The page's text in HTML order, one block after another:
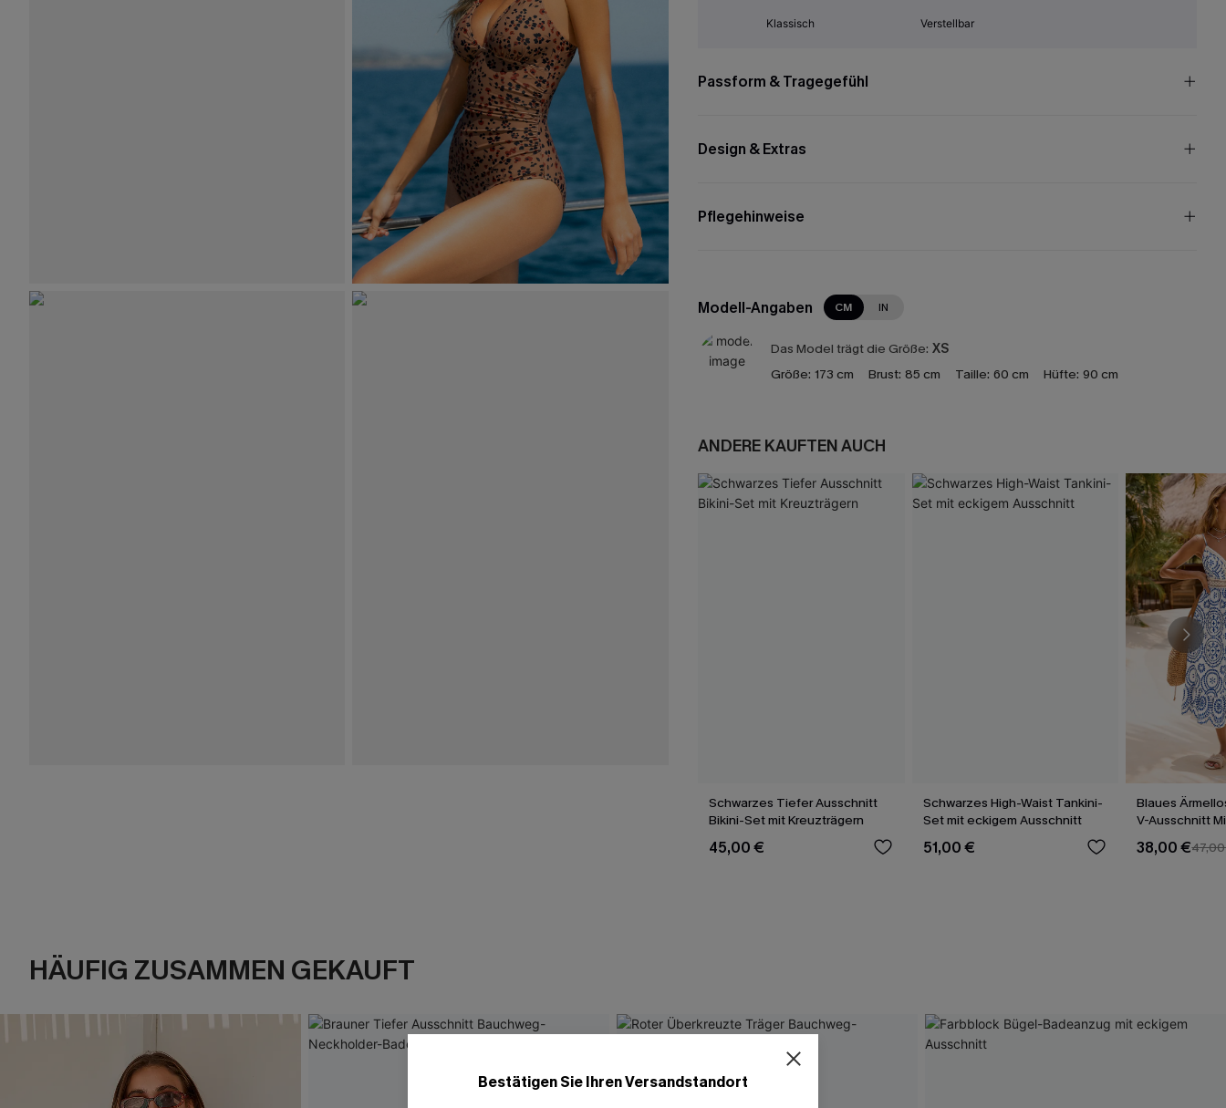
Klassisch Verstellbar
Passform & Tragegefühl
Design & Extras
Pflegehinweise
Modell-Angaben CM IN
Das Model trägt die Größe: XS
Größe: 173 cm Brust: 85 cm Taille: 60 cm Hüfte: 90 cm
ANDERE KAUFTEN AUCH
Schwarzes Tiefer Ausschnitt
Bikini-Set mit Kreuzträgern
45,00 €
Schwarzes High-Waist Tankini-
Set mit eckigem Ausschnitt
51,00 €
Blaues
V-Ausschnitt
38,00 €
HÄUFIG ZUSAMMEN GEKAUFT
Bestätigen Sie Ihren Versandstandort